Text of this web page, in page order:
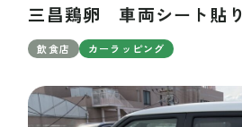
三昌鶏卵 車両シート貼り
飲食店 カーラッピング